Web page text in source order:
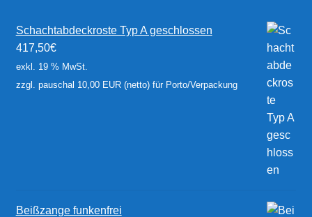
Schachtabdeckroste Typ A geschlossen
417,50€
exkl. 19 % MwSt.
zzgl. pauschal 10,00 EUR (netto) für Porto/Verpackung
Beißzange funkenfrei